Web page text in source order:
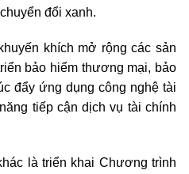
đổi xanh.
khích mở rộng các sản
bảo hiểm thương mại, bảo
đẩy ứng dụng công nghệ tài
tiếp cận dịch vụ tài chính
là triển khai Chương trình